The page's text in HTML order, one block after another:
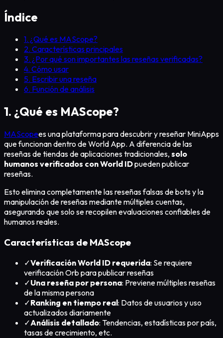
Índice
1. ¿Qué es MAScope?
2. Características principales
3. ¿Por qué son importantes las reseñas verificadas?
4. Cómo usar
5. Escribir una reseña
6. Función de análisis
1. ¿Qué es MAScope?
MAScopees una plataforma para descubrir y reseñar MiniApps
que funcionan dentro de World App. A diferencia de las
reseñas de tiendas de aplicaciones tradicionales, solo
humanos verificados con World IDpueden publicar
reseñas.
Esto elimina completamente las reseñas falsas de bots y la
manipulación de reseñas mediante múltiples cuentas,
asegurando que solo se recopilen evaluaciones confiables de
humanos reales.
Características de MAScope
✓Verificación World ID requerida: Se requiere
verificación Orb para publicar reseñas
✓Una reseña por persona: Previene múltiples reseñas
de la misma persona
✓Ranking en tiempo real: Datos de usuarios y uso
actualizados diariamente
✓Análisis detallado: Tendencias, estadísticas por país,
tasas de crecimiento, etc.